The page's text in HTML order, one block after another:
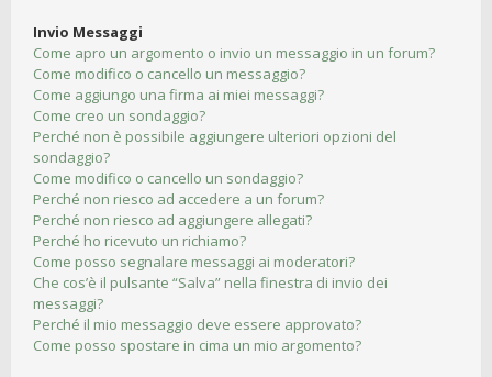
Invio Messaggi
Come apro un argomento o invio un messaggio in un forum?
Come modifico o cancello un messaggio?
Come aggiungo una firma ai miei messaggi?
Come creo un sondaggio?
Perché non è possibile aggiungere ulteriori opzioni del
sondaggio?
Come modifico o cancello un sondaggio?
Perché non riesco ad accedere a un forum?
Perché non riesco ad aggiungere allegati?
Perché ho ricevuto un richiamo?
Come posso segnalare messaggi ai moderatori?
Che cos’è il pulsante “Salva” nella finestra di invio dei
messaggi?
Perché il mio messaggio deve essere approvato?
Come posso spostare in cima un mio argomento?